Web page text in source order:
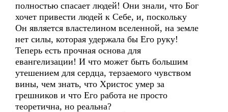
полностью спасает людей! Они знали, что Бог
хочет привести людей к Себе, и, поскольку
Он является властелином вселенной, на земле
нет силы, которая удержала бы Его руку!
Теперь есть прочная основа для
евангелизации! И что может быть большим
утешением для сердца, терзаемого чувством
вины, чем знать, что Христос умер за
грешников и что Его работа не просто
теоретична, но реальна?